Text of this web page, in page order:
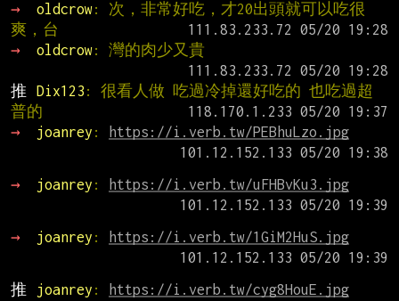
→
oldcrow: 次，非常好吃，才20出頭就可以吃很
爽，台
→
oldcrow: 灣的肉少又貴
推
Dix123 : 很看人做 吃過冷掉還好吃的 也吃過超
普的
→
joanrey :
https://i.verb.tw/PEBhuLzo.jpg
→
joanrey :
https://i.verb.tw/uFHBvKu3.jpg
→
joanrey :
https://i.verb.tw/1GiM2HuS.jpg
推
joanrey :
https://i.verb.tw/cyg8HouE.jpg